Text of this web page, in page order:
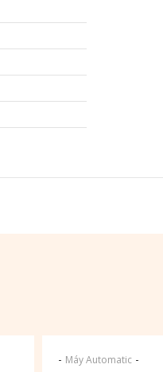
- Máy Automatic-